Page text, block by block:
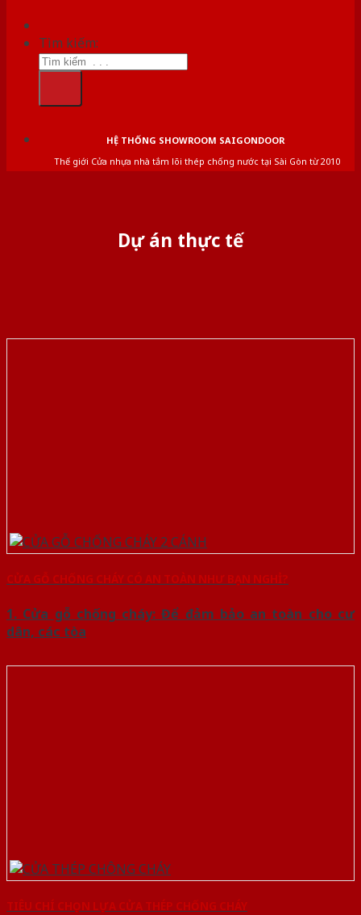
Tìm kiếm:
HỆ THỐNG SHOWROOM SAIGONDOOR
Thế giới Cửa nhựa nhà tắm lõi thép chống nước tại Sài Gòn từ 2010
Dự án thực tế
CỬA GỖ CHỐNG CHÁY CÓ AN TOÀN NHƯ BẠN NGHỈ?
1. Cửa gỗ chống cháy: Để đảm bảo an toàn cho cư
dân, các tòa
TIÊU CHÍ CHỌN LỰA CỬA THÉP CHỐNG CHÁY